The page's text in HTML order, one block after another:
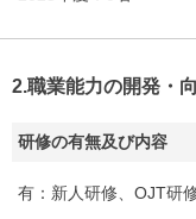
2.職業能力の開発・
研修の有無及び内容
有：新人研修、OJT研